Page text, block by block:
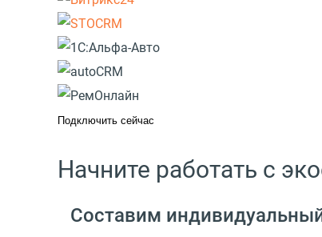
Подключить сейчас
Начните работать с
Составим